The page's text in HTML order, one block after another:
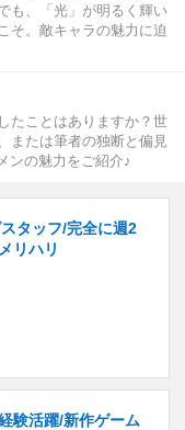
も、「光」が明るく輝い
そ。敵キャラの魅力に迫
たことはありますか？世
または筆者の独断と偏見
ンの魅力をご紹介♪
タッフ/完全に週2
リハリ
験活躍/新作ゲーム